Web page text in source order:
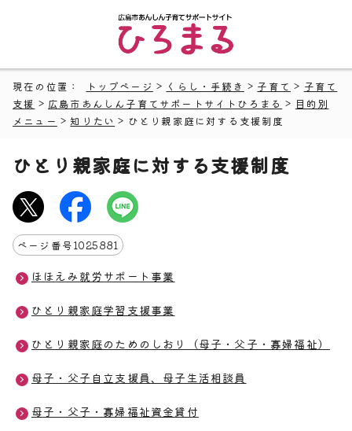
現在の位置： トップページ > くらし・手続き > 子育て > 子育て
支援 > 広島市あんしん子育てサポートサイトひろまる > 目的別
メニュー >知りたい > ひとり親家庭に対する支援制度
ひとり親家庭に対する支援制度
ページ番号1025881
ほほえみ就労サポート事業
ひとり親家庭学習支援事業
ひとり親家庭のためのしおり（母子・父子・寡婦福祉）
母子・父子自立支援員、母子生活相談員
母子・父子・寡婦福祉資金貸付